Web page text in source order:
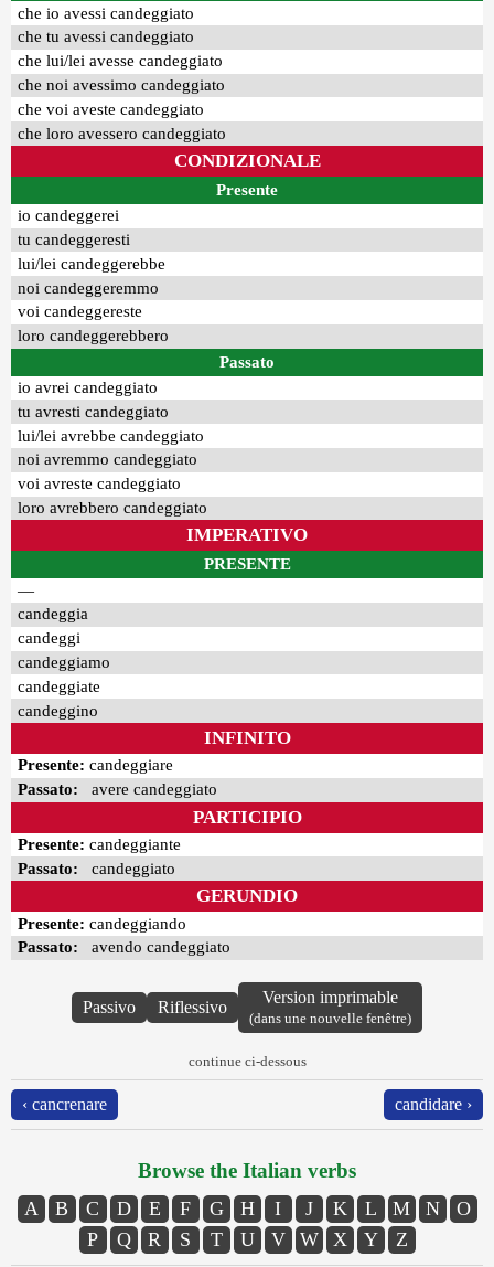
che io avessi candeggiato
che tu avessi candeggiato
che lui/lei avesse candeggiato
che noi avessimo candeggiato
che voi aveste candeggiato
che loro avessero candeggiato
CONDIZIONALE
Presente
io candeggerei
tu candeggeresti
lui/lei candeggerebbe
noi candeggeremmo
voi candeggereste
loro candeggerebbero
Passato
io avrei candeggiato
tu avresti candeggiato
lui/lei avrebbe candeggiato
noi avremmo candeggiato
voi avreste candeggiato
loro avrebbero candeggiato
IMPERATIVO
PRESENTE
—
candeggia
candeggi
candeggiamo
candeggiate
candeggino
INFINITO
Presente: candeggiare
Passato: avere candeggiato
PARTICIPIO
Presente: candeggiante
Passato: candeggiato
GERUNDIO
Presente: candeggiando
Passato: avendo candeggiato
Passivo Riflessivo
Version imprimable
(dans une nouvelle fenêtre)
continue ci-dessous
‹ cancrenare candidare ›
Browse the Italian verbs
A B C D E F G H I J K L M N
O
P
Q R S T U V W X Y Z